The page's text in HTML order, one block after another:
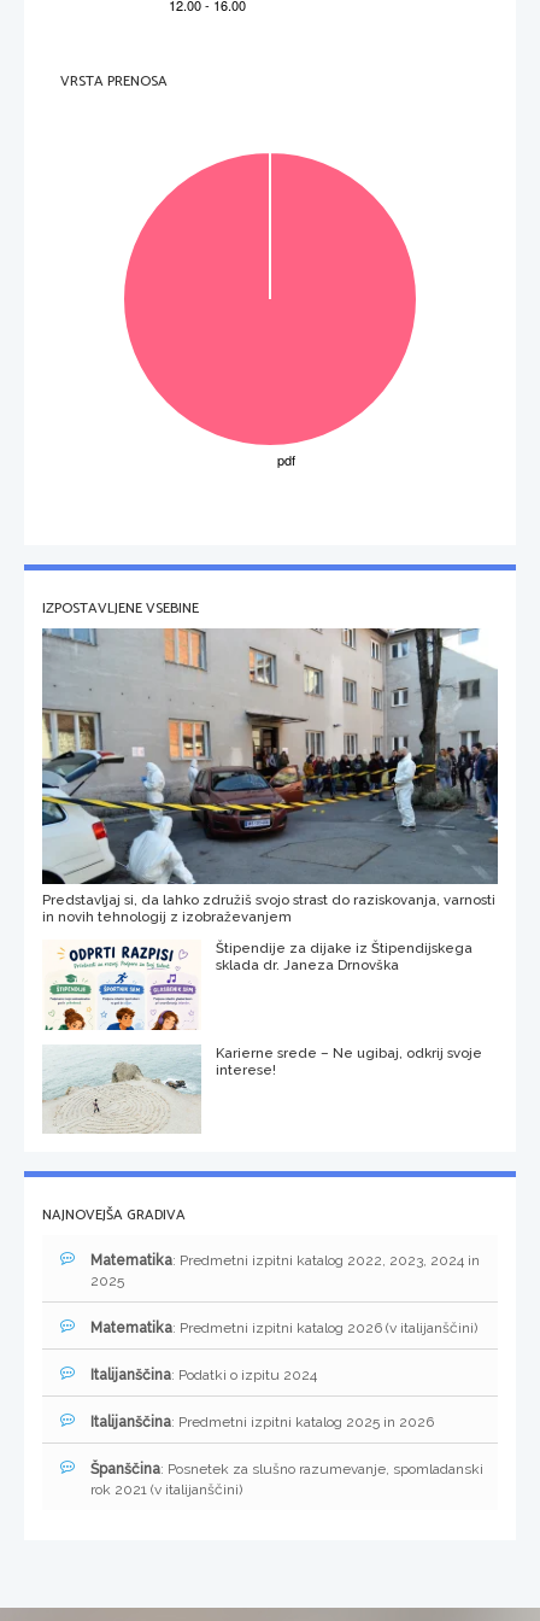
VRSTA PRENOSA
IZPOSTAVLJENE VSEBINE
Predstavljaj si, da lahko združiš svojo strast do raziskovanja, varnosti
in novih tehnologij z izobraževanjem
Štipendije za dijake iz Štipendijskega
sklada dr. Janeza Drnovška
Karierne srede – Ne ugibaj, odkrij svoje
interese!
NAJNOVEJŠA GRADIVA
Matematika: Predmetni izpitni katalog 2022, 2023, 2024 in
2025
Matematika: Predmetni izpitni katalog 2026 (v italijanščini)
Italijanščina: Podatki o izpitu 2024
Italijanščina: Predmetni izpitni katalog 2025 in 2026
Španščina: Posnetek za slušno razumevanje, spomladanski
rok 2021 (v italijanščini)